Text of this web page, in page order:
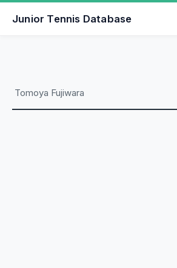
Junior Tennis Database
Tomoya Fujiwara